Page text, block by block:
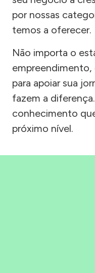
por nossas
temos a oferecer.
Não importa o
empreendimento,
para apoiar sua
fazem a
conhecimento
próximo nível.